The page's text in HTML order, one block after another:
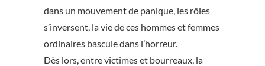
dans un mouvement de panique, les rôles
s’inversent, la vie de ces hommes et femmes
ordinaires bascule dans l’horreur.
Dès lors, entre victimes et bourreaux, la